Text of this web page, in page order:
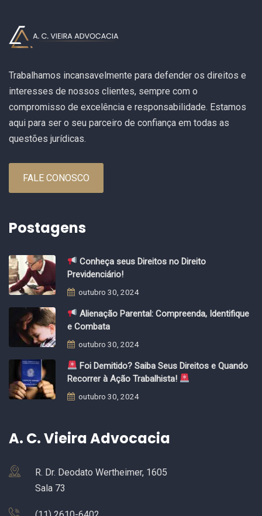
Trabalhamos incansavelmente para defender os direitos e
interesses de nossos clientes, sempre com o
compromisso de excelência e responsabilidade. Estamos
aqui para ser o seu parceiro de confiança em todas as
questões jurídicas.
FALE CONOSCO
Postagens
Conheça seus Direitos no Direito
Previdenciário!
outubro 30, 2024
Alienação Parental: Compreenda, Identifique
e Combata
outubro 30, 2024
Foi Demitido? Saiba Seus Direitos e Quando
Recorrer à Ação Trabalhista!
outubro 30, 2024
A. C. Vieira Advocacia
R. Dr. Deodato Wertheimer, 1605
Sala 73